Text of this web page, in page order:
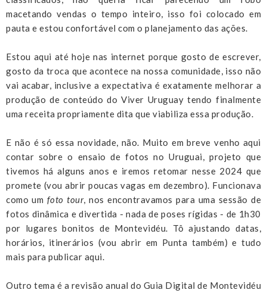
macetando vendas o tempo inteiro, isso foi colocado em
pauta e estou confortável com o planejamento das ações.
Estou aqui até hoje nas internet porque gosto de escrever,
gosto da troca que acontece na nossa comunidade, isso não
vai acabar, inclusive a expectativa é exatamente melhorar a
produção de conteúdo do Viver Uruguay tendo finalmente
uma receita propriamente dita que viabiliza essa produção.
E não é só essa novidade, não. Muito em breve venho aqui
contar sobre o ensaio de fotos no Uruguai, projeto que
tivemos há alguns anos e iremos retomar nesse 2024 que
promete (vou abrir poucas vagas em dezembro). Funcionava
como um foto tour, nos encontravamos para uma sessão de
fotos dinâmica e divertida - nada de poses rígidas - de 1h30
por lugares bonitos de Montevidéu. Tô ajustando datas,
horários, itinerários (vou abrir em Punta também) e tudo
mais para publicar aqui.
Outro tema é a revisão anual do Guia Digital de Montevidéu